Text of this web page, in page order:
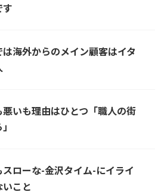
す
海外からのメイン顧客はイタ
悪いも理由はひとつ「職人の街
ローな-金沢タイム-にイライ
いこと